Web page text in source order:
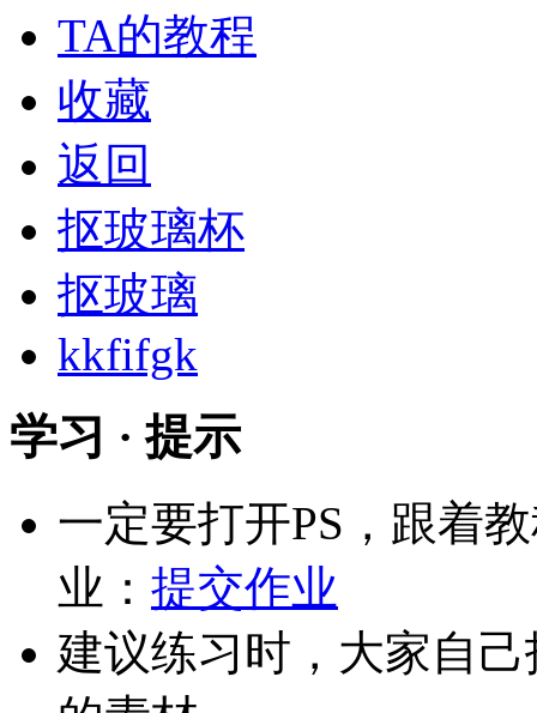
TA的教程
收藏
返回
抠玻璃杯
抠玻璃
kkfifgk
学习 · 提示
一定要打开PS，跟着
业： 提交作业
建议练习时，大家自